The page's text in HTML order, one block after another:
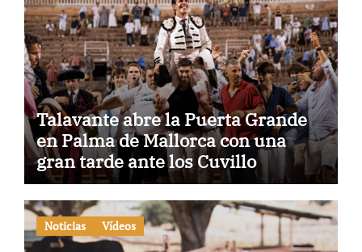
Talavante abre la Puerta Grande
en Palma de Mallorca con una
gran tarde ante los Cuvillo
Noticias Vídeos